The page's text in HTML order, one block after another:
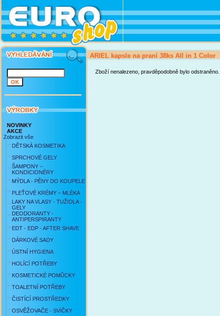
NOVINKY
AKCE
Zobrazit vše
DĚTSKÁ KOSMETIKA
SPRCHOVÉ GELY
ŠAMPONY –
KONDICIONÉRY
MÝDLA - PĚNY DO KOUPELE
PLEŤOVÉ KRÉMY – MLÉKA
LAKY NA VLASY - TUŽIDLA -
GELY
DEODORANTY -
ANTIPERSPIRANTY
EDT - EDP - AFTER SHAVE
DÁRKOVÉ SADY
ÚSTNÍ HYGIENA
HOLÍCÍ POTŘEBY
KOSMETICKÉ POMŮCKY
TOALETNÍ POTŘEBY
ČISTÍCÍ PROSTŘEDKY
OSVĚŽOVAČE - SVÍČKY
ARIEL kapsle na praní 38ks All in 1 Color
Zboží nenalezeno, pravděpodobně bylo odstraněno.